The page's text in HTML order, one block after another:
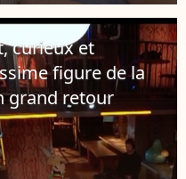
curieux et
figure de la
grand retour